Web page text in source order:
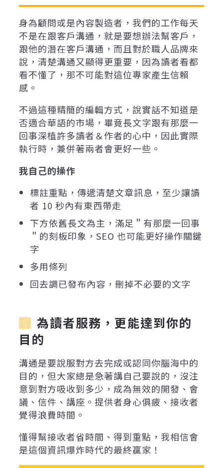
身為顧問或是內容製造者，我們的工作每天
不是在跟客戶溝通，就是要想辦法幫客戶，
跟他的潛在客戶溝通，而且對於職人品牌來
說，清楚溝通又顯得更重要，因為讀者看都
看不懂了，那不可能對這位專家產生信賴
感。
不過這種精簡的編輯方式，說實話不知道是
否適合華語的市場，畢竟長文字跟有那麼一
回事深植許多讀者＆作者的心中，因此實際
執行時，兼併著兩者會更好一些。
我自己的操作
標註重點，傳遞清楚文章訊息，至少讓讀
者 10 秒內有東西帶走
下方依舊長文為主，滿足＂有那麼一回事
＂的刻板印象，SEO 也可能更好操作關鍵
字
多用條列
回去調已發布內容，刪掉不必要的文字
為讀者服務，更能達到你的
目的
溝通是要說服對方去完成或認同你腦海中的
目的，但大家總是急著講自己要說的，沒注
意到對方吸收到多少，成為無效的開發、會
議、信件、講座。提供者身心俱疲、接收者
覺得浪費時間。
懂得幫接收者省時間、得到重點，我相信會
是這個資訊爆炸時代的最終贏家！